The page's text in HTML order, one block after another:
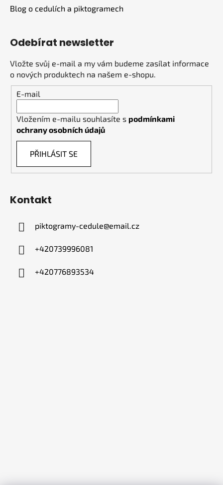
Blog o cedulích a piktogramech
Odebírat newsletter
Vložte svůj e-mail a my vám budeme zasílat informace
o nových produktech na našem e-shopu.
E-mail
Vložením e-mailu souhlasíte s podmínkami
ochrany osobních údajů
PŘIHLÁSIT SE
Kontakt
piktogramy-cedule@email.cz
+420739996081
+420776893534